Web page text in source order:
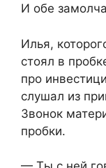
И обе
Илья,
стоял в
про
слушал из
Звонок
пробки.